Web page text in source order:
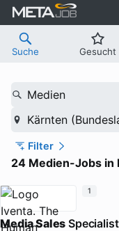
Suche Gesucht
Medien
Kärnten
Filter
24 Medien-Jobs in
Media Sales
1